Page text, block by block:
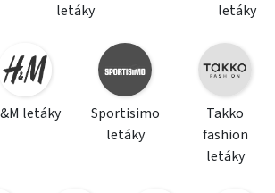
letáky
letáky
letáky
Sportisimo
letáky
Takko
fashion
letáky